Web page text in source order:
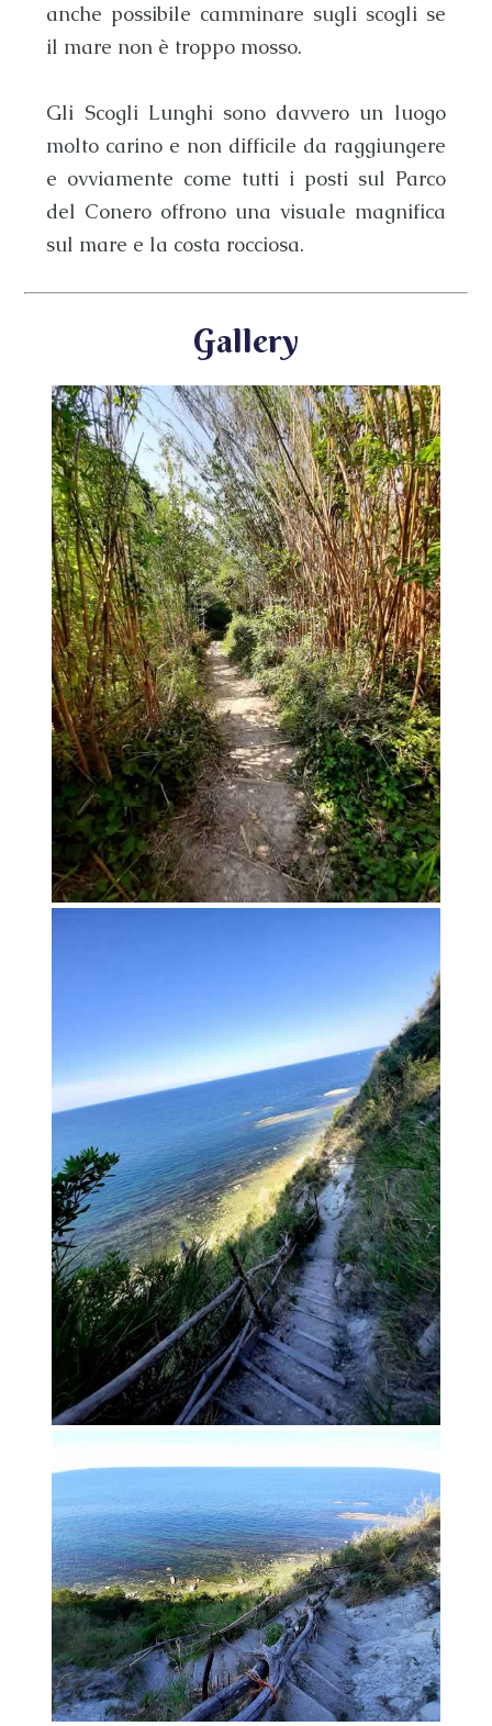
anche possibile camminare sugli scogli se
il mare non è troppo mosso.
Gli Scogli Lunghisono davvero un luogo
molto carino e non difficile da raggiungere
e ovviamente come tutti i posti sul Parco
del Conero offrono una visuale magnifica
sul mare e la costa rocciosa.
Gallery